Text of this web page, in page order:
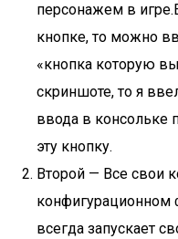
персонажем в
кнопке, то можно
«кнопка которую
скриншоте, то я
ввода в консольке
эту кнопку.
Второй — Все свои
конфигурационном
всегда запускает